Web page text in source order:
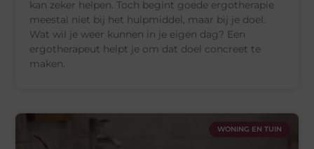
kan zeker helpen. Toch begint goede ergotherapie
meestal niet bij het hulpmiddel, maar bij je doel.
Wat wil je weer kunnen in je eigen dag? Een
ergotherapeut helpt je om dat doel concreet te
maken.
WONING EN TUIN